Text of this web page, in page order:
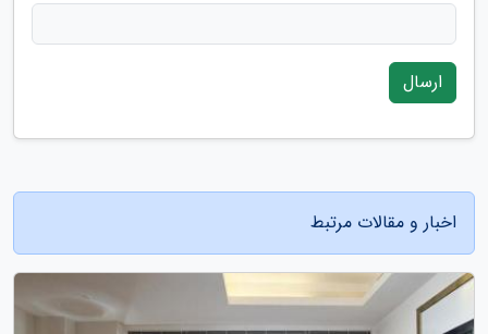
ارسال
اخبار و مقالات مرتبط